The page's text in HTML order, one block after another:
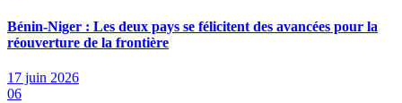
Bénin-Niger : Les deux pays se félicitent des avancées pour la
réouverture de la frontière
17 juin 2026
06